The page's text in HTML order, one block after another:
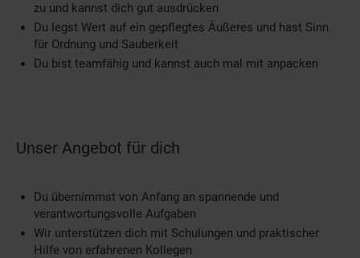
zu und kannst dich gut ausdrücken
Du legst Wert auf ein gepflegtes Äußeres und hast Sinn
für Ordnung und Sauberkeit
Du bist teamfähig und kannst auch mal mit anpacken
Unser Angebot für dich
Du übernimmst von Anfang an spannende und
verantwortungsvolle Aufgaben
Wir unterstützen dich mit Schulungen und praktischer
Hilfe von erfahrenen Kollegen